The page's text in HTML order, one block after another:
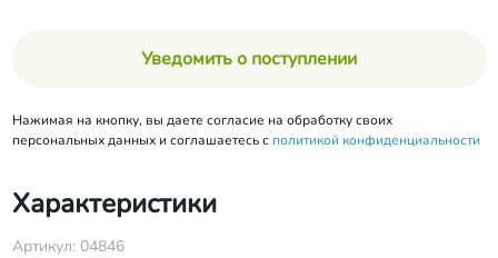
Уведомить о поступлении
Нажимая на кнопку, вы даете согласие на обработку своих
персональных данных и соглашаетесь с политикой конфиденциальности
Характеристики
Артикул: 04846